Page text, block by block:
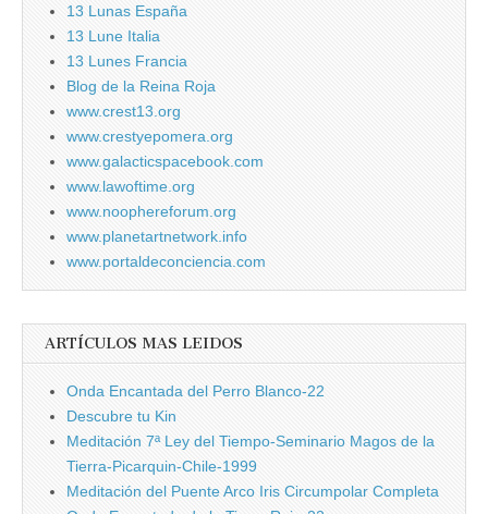
13 Lunas España
13 Lune Italia
13 Lunes Francia
Blog de la Reina Roja
www.crest13.org
www.crestyepomera.org
www.galacticspacebook.com
www.lawoftime.org
www.noophereforum.org
www.planetartnetwork.info
www.portaldeconciencia.com
ARTÍCULOS MAS LEIDOS
Onda Encantada del Perro Blanco-22
Descubre tu Kin
Meditación 7ª Ley del Tiempo-Seminario Magos de la
Tierra-Picarquin-Chile-1999
Meditación del Puente Arco Iris Circumpolar Completa